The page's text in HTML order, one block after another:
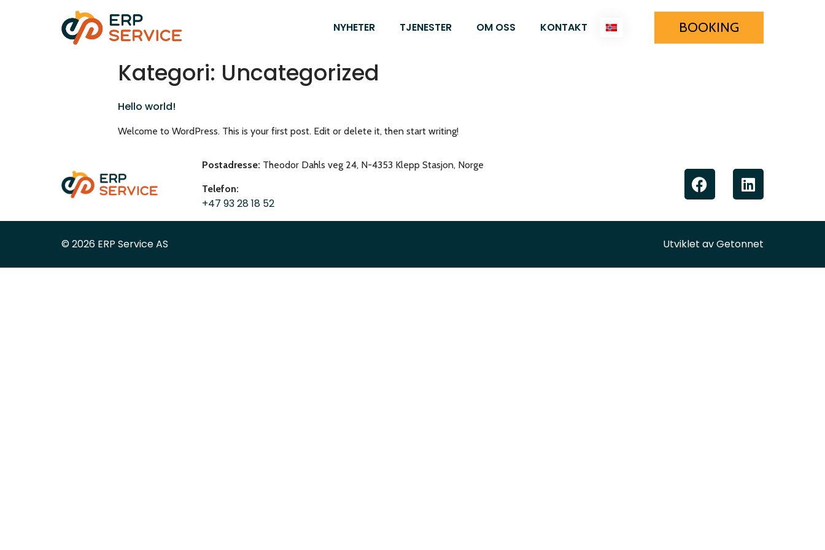
NYHETER TJENESTER OM OSS KONTAKT BOOKING
Kategori: Uncategorized
Hello world!
Welcome to WordPress. This is your first post. Edit or delete it, then start writing!
Postadresse: Theodor Dahls veg 24, N-4353 Klepp Stasjon, Norge
Telefon:
+47 93 28 18 52
© 2026 ERP Service AS Utviklet avGetonnet